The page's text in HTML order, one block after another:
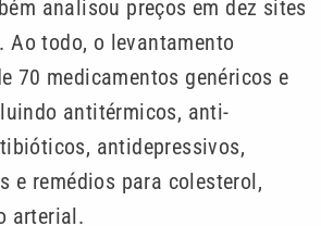
analisou preços em dez sites
Ao todo, o levantamento
70 medicamentos genéricos e
antitérmicos, anti-
antidepressivos,
e remédios para colesterol,
arterial.